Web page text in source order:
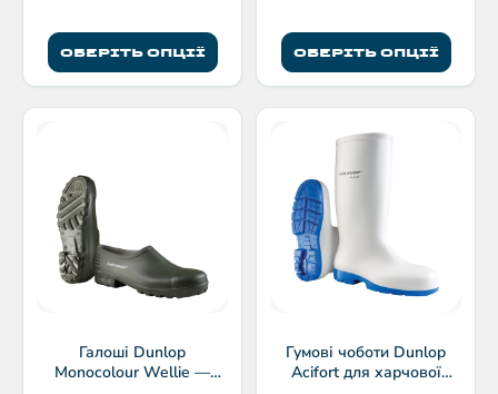
ОБЕРІТЬ ОПЦІЇ ОБЕРІТЬ ОПЦІЇ
Галоші Dunlop
Monocolour Wellie —
Гумові чоботи Dunlop
Acifort для харчової